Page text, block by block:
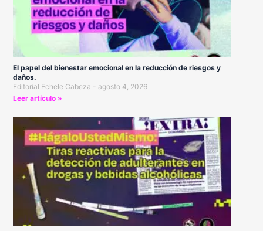
El papel del bienestar emocional en la reducción de riesgos y
daños.
Editorial Echele Cabeza
agosto 4, 2026
Leer artículo »